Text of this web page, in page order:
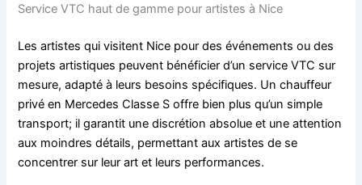
Service VTC haut de gamme pour artistes à Nice
Les artistes qui visitent Nice pour des événements ou des
projets artistiques peuvent bénéficier d’un service VTC sur
mesure, adapté à leurs besoins spécifiques. Un chauffeur
privé en Mercedes Classe S offre bien plus qu’un simple
transport; il garantit une discrétion absolue et une attention
aux moindres détails, permettant aux artistes de se
concentrer sur leur art et leurs performances.